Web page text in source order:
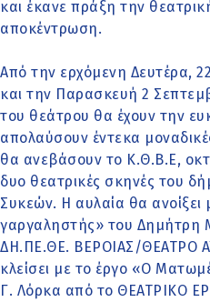
και έκανε πράξη την
αποκέντρωση.
Από την ερχόμενη Δευτέρα,
και την Παρασκευή 2
του θεάτρου θα έχουν την
απολαύσουν έντεκα
θα ανεβάσουν το Κ.Θ.Β.Ε,
δυο θεατρικές σκηνές του
Συκεών. Η αυλαία θα ανοίξει
γαργαληστής» του Δημήτρη
ΔΗ.ΠΕ.ΘΕ. ΒΕΡΟΙΑΣ/ΘΕΑΤΡΟ
κλείσει με το έργο «Ο
Γ. Λόρκα από το ΘΕΑΤΡΙΚΟ